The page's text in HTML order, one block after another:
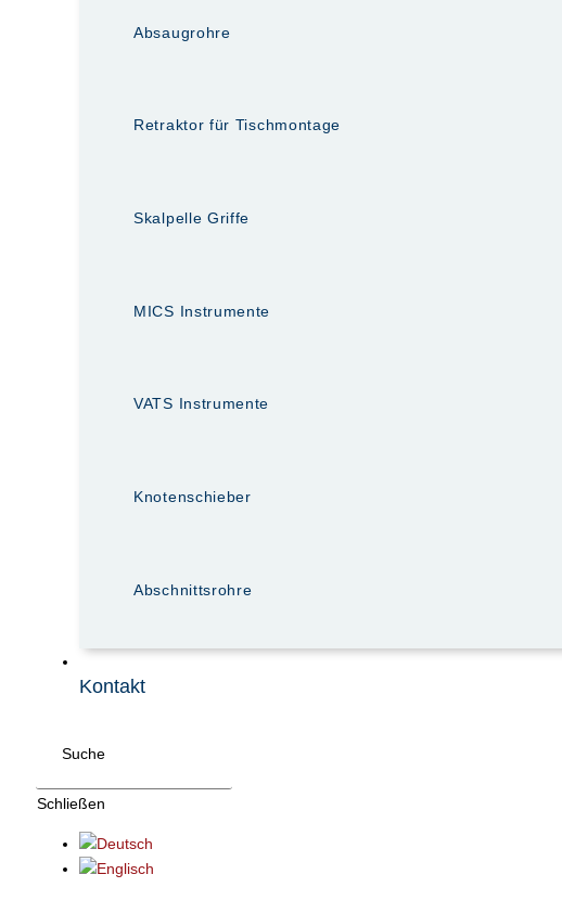
Absaugrohre
Retraktor für Tischmontage
Skalpelle Griffe
MICS Instrumente
VATS Instrumente
Knotenschieber
Abschnittsrohre
Kontakt
Suche
Schließen